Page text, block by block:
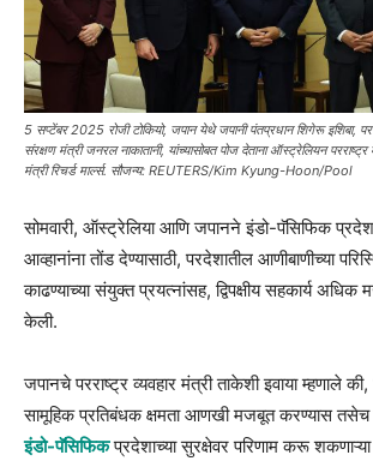
5 सप्टेंबर 2025 रोजी टोकियो, जपान येथे जपानी पंतप्रधान शिगेरू इशिबा,
संरक्षण मंत्री जनरल नाकातानी, यांच्यासोबत पोज देताना ऑस्ट्रेलियन
मंत्री रिचर्ड मार्ल्स. सौजन्य: REUTERS/Kim Kyung-Hoon/Pool
सोमवारी, ऑस्ट्रेलिया आणि जपानने इंडो-पॅसिफिक
आव्हानांना तोंड देण्यासाठी, परदेशातील आणीबाणीच्या
काढण्याच्या संयुक्त प्रयत्नांसह, द्विपक्षीय सहकार्य अधिक
केली.
जपानचे परराष्ट्र व्यवहार मंत्री ताकेशी इवाया म्हणाले
सामूहिक प्रतिबंधक क्षमता आणखी मजबूत करण्यास तसेच
इंडो-पॅसिफिकप्रदेशाच्या सुरक्षेवर परिणाम करू